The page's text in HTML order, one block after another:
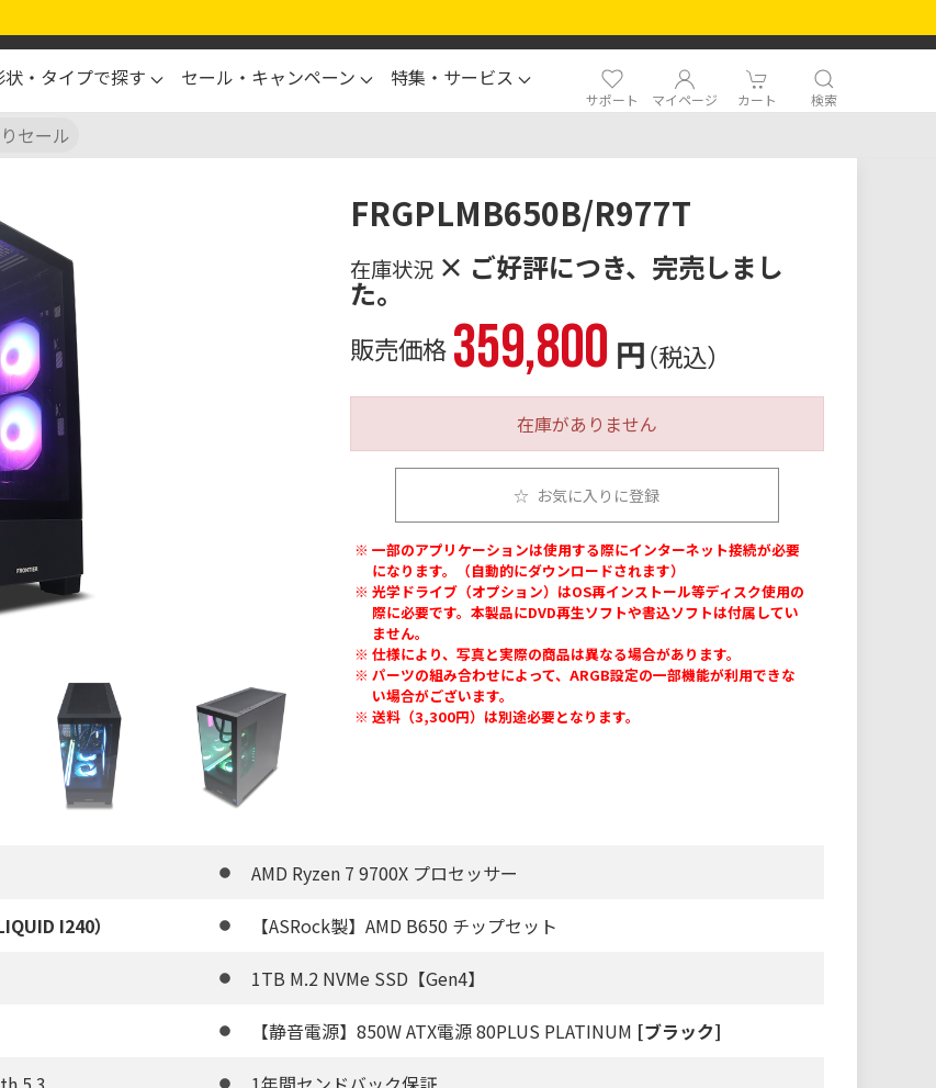
サポート マイページ カート 検索
状・タイプで探す セール・キャンペーン 特集・サービス
セール
FRGPLMB650B/R977T
× ご好評につき、完売しまし
た。
販売価格 359,800 円（税込）
在庫がありません
お気に入りに登録
一部のアプリケーションは使用する際にインターネット接続が必要
になります。（自動的にダウンロードされます）
光学ドライブ（オプション）はOS再インストール等ディスク使用の
際に必要です。本製品にDVD再生ソフトや書込ソフトは付属してい
ません。
仕様により、写真と実際の商品は異なる場合があります。
パーツの組み合わせによって、ARGB設定の一部機能が利用できな
い場合がございます。
送料（3,300円）は別途必要となります。
AMD Ryzen 7 9700X プロセッサー
I240）
【ASRock製】AMD B650 チップセット
1TB M.2 NVMe SSD【Gen4】
【静音電源】850W ATX電源 80PLUS PLATINUM [ブラック]